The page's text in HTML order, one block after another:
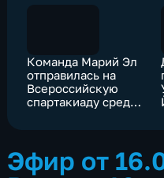
Команда Марий Эл
отправилась на
Всероссийскую
спартакиаду среди
Эфир от